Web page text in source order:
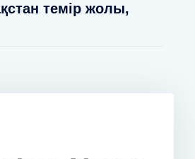
темір жолы,
как
схемы.